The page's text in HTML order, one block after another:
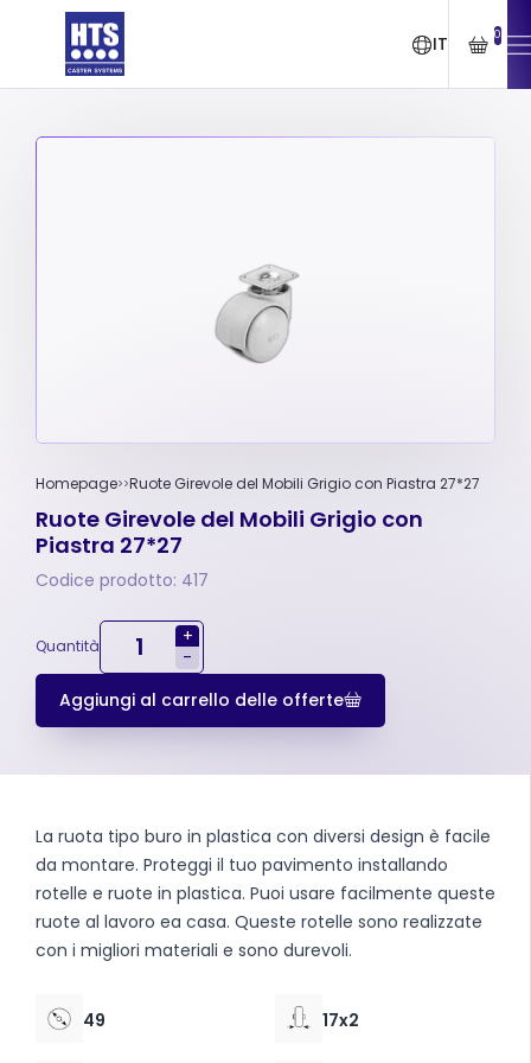
IT 0
Homepage Ruote Girevole del Mobili Grigio con Piastra 27*27
Ruote Girevole del Mobili Grigio con
Piastra 27*27
Codice prodotto: 417
Quantità
+
-
Aggiungi al carrello delle offerte
La ruota tipo buro in plastica con diversi design è facile
da montare. Proteggi il tuo pavimento installando
rotelle e ruote in plastica. Puoi usare facilmente queste
ruote al lavoro ea casa. Queste rotelle sono realizzate
con i migliori materiali e sono durevoli.
49 17x2